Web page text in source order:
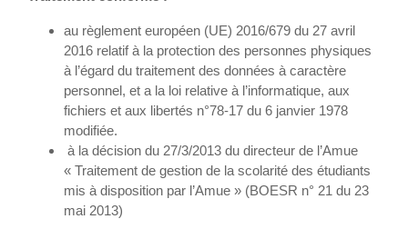
au règlement européen (UE) 2016/679 du 27 avril
2016 relatif à la protection des personnes physiques
à l’égard du traitement des données à caractère
personnel, et a la loi relative à l’informatique, aux
fichiers et aux libertés n°78-17 du 6 janvier 1978
modifiée.
à la décision du 27/3/2013 du directeur de l’Amue
« Traitement de gestion de la scolarité des étudiants
mis à disposition par l’Amue » (BOESR n° 21 du 23
mai 2013)